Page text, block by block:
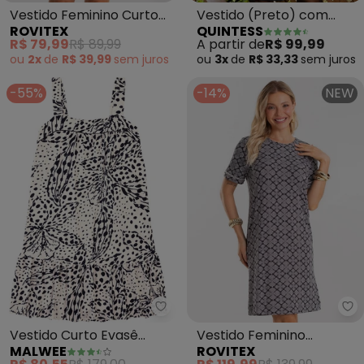
Vestido Feminino Curto
Básico Ribana (Preto)
ROVITEX
R$ 79,99R$ 89,99
ou 2x de R$ 39,99 sem juros
Vestido (Preto) com
Camadas
QUINTESS
A partir deR$ 99,99
ou 3x de R$ 33,33 sem juros
-55%
Malwee - Vestido Curto Evasê
Vestido Curto Evasê
Tropical com Babado
MALWEE
-14% NEW
Vestido Feminino
Viscotorcion Estampado
ROVITEX